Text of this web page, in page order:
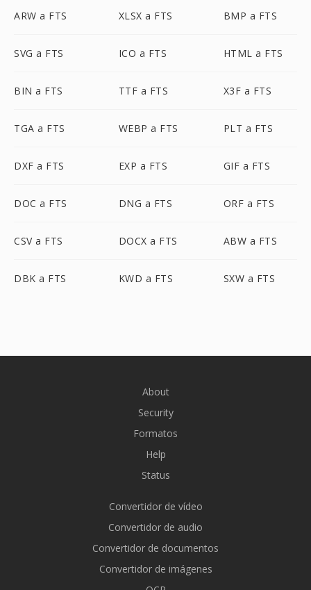
ARW a FTS XLSX a FTS BMP a FTS
SVG a FTS ICO a FTS HTML a FTS
BIN a FTS TTF a FTS X3F a FTS
TGA a FTS WEBP a FTS PLT a FTS
DXF a FTS EXP a FTS GIF a FTS
DOC a FTS DNG a FTS ORF a FTS
CSV a FTS DOCX a FTS ABW a FTS
DBK a FTS KWD a FTS SXW a FTS
About
Security
Formatos
Help
Status
Convertidor de vídeo
Convertidor de audio
Convertidor de documentos
Convertidor de imágenes